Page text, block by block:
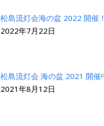
松島流灯会海の盆 2022 開催！
2022年7月22日
松島流灯会 海の盆 2021 開催
2021年8月12日